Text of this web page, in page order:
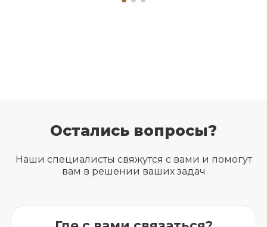
Остались вопросы?
Наши специалисты свяжутся с вами и помогут
вам в решении ваших задач